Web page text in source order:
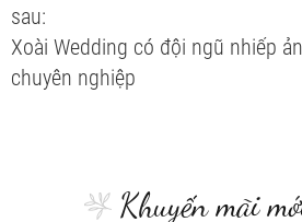
sau:
Xoài Wedding có đội ngũ nhiếp
chuyên nghiệp
Khuyến mãi